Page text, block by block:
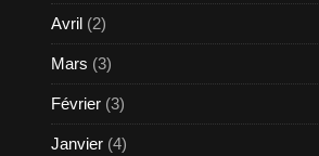
Avril (2)
Mars (3)
Février (3)
Janvier (4)